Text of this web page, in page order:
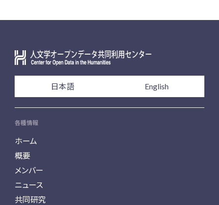
日本語 English
各種情報
ホーム
概要
メンバー
ニュース
共同研究